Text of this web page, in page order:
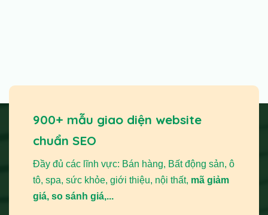
900+ mẫu giao diện website
chuẩn SEO
Đầy đủ các lĩnh vực: Bán hàng, Bất động sản, ô
tô, spa, sức khỏe, giới thiệu, nội thất, mã giảm
giá, so sánh giá,...